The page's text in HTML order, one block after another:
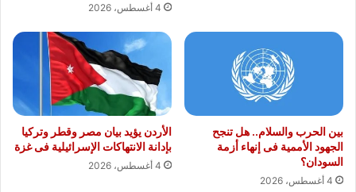
4 أغسطس، 2026
بين الحرب والسلام.. هل تنجح
الجهود الأممية فى إنهاء أزمة
السودان؟
4 أغسطس، 2026
الأردن يؤيد بيان مصر وقطر وتركيا
بإدانة الانتهاكات الإسرائيلية فى غزة
4 أغسطس، 2026